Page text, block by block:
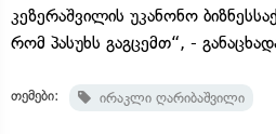
კეზერაშვილის უკანონო
რომ პასუხს გაგცემთ“, -
თემები: ირაკლი ღარიბაშვილი